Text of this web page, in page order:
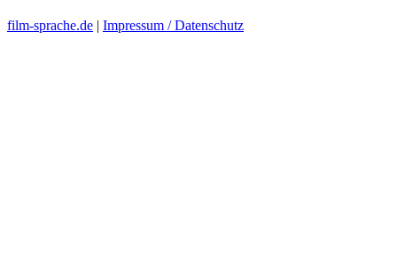
film-sprache.de | Impressum / Datenschutz